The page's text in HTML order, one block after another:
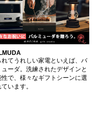
れてうれしい家電といえば、バ
ューダ。洗練されたデザインと
性で、様々なギフトシーンに選
います。